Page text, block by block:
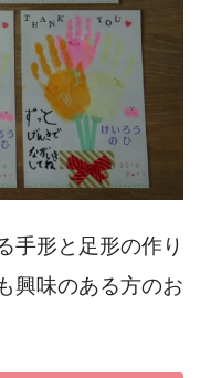
手形と足形の作り
興味のある方のお